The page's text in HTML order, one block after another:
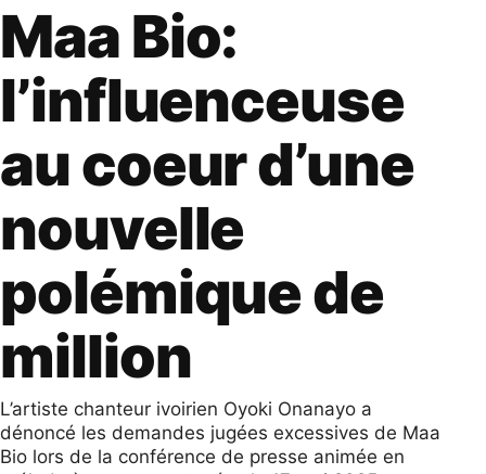
Maa Bio:
l’influenceuse
au coeur d’une
nouvelle
polémique de
million
L’artiste chanteur ivoirien Oyoki Onanayo a
dénoncé les demandes jugées excessives de Maa
Bio lors de la conférence de presse animée en